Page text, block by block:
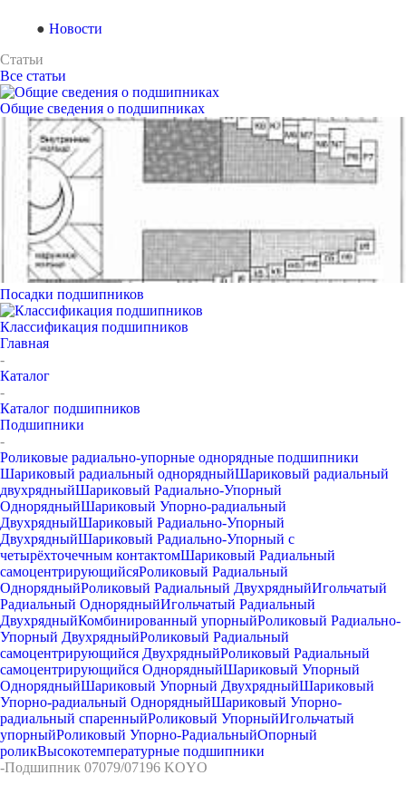
Новости
Статьи
Все статьи
Общие сведения о подшипниках
Посадки подшипников
Классификация подшипников
Главная
-
Каталог
-
Каталог подшипников
Подшипники
-
Роликовые радиально-упорные однорядные подшипники
Шариковый радиальный однорядныйШариковый радиальный
двухрядныйШариковый Радиально-Упорный
ОднорядныйШариковый Упорно-радиальный
ДвухрядныйШариковый Радиально-Упорный
ДвухрядныйШариковый Радиально-Упорный с
четырёхточечным контактомШариковый Радиальный
самоцентрирующийсяРоликовый Радиальный
ОднорядныйРоликовый Радиальный ДвухрядныйИгольчатый
Радиальный ОднорядныйИгольчатый Радиальный
ДвухрядныйКомбинированный упорныйРоликовый Радиально-
Упорный ДвухрядныйРоликовый Радиальный
самоцентрирующийся ДвухрядныйРоликовый Радиальный
самоцентрирующийся ОднорядныйШариковый Упорный
ОднорядныйШариковый Упорный ДвухрядныйШариковый
Упорно-радиальный ОднорядныйШариковый Упорно-
радиальный спаренныйРоликовый УпорныйИгольчатый
упорныйРоликовый Упорно-РадиальныйОпорный
роликВысокотемпературные подшипники
-Подшипник 07079/07196 KOYO